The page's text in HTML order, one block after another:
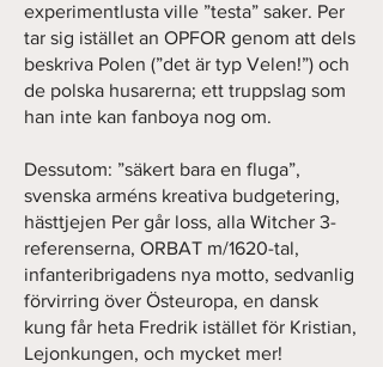
experimentlusta ville ”testa” saker. Per
tar sig istället an OPFOR genom att dels
beskriva Polen (”det är typ Velen!”) och
de polska husarerna; ett truppslag som
han inte kan fanboya nog om.
Dessutom: ”säkert bara en fluga”,
svenska arméns kreativa budgetering,
hästtjejen Per går loss, alla Witcher 3-
referenserna, ORBAT m/1620-tal,
infanteribrigadens nya motto, sedvanlig
förvirring över Östeuropa, en dansk
kung får heta Fredrik istället för Kristian,
Lejonkungen, och mycket mer!